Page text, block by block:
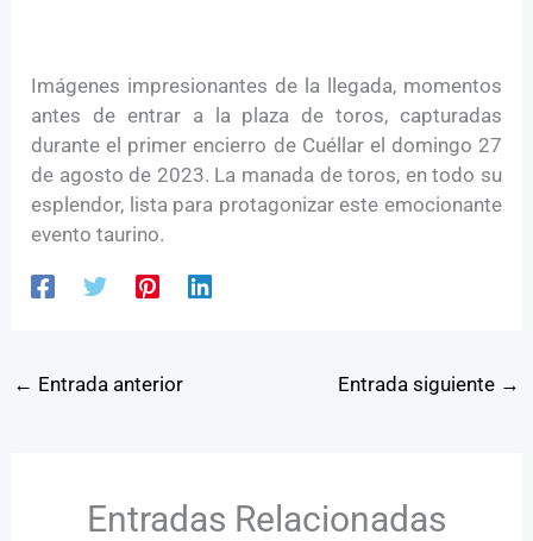
Imágenes impresionantes de la llegada, momentos
antes de entrar a la plaza de toros, capturadas
durante el primer encierro de Cuéllar el domingo 27
de agosto de 2023. La manada de toros, en todo su
esplendor, lista para protagonizar este emocionante
evento taurino.
← Entrada anterior Entrada siguiente →
Entradas Relacionadas